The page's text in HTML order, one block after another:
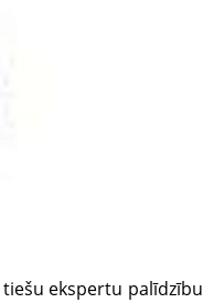
ekspertu palīdzību